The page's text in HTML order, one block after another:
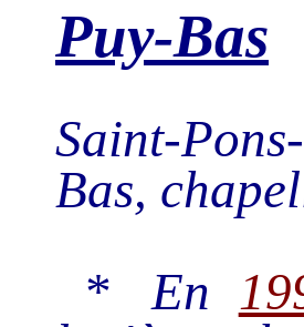
Puy-Bas
Saint-
Bas,
* En